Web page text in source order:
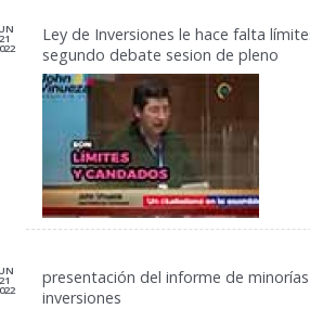
21
Ley de Inversiones le hace falta
segundo debate sesion de pleno
21
presentación del informe de
inversiones